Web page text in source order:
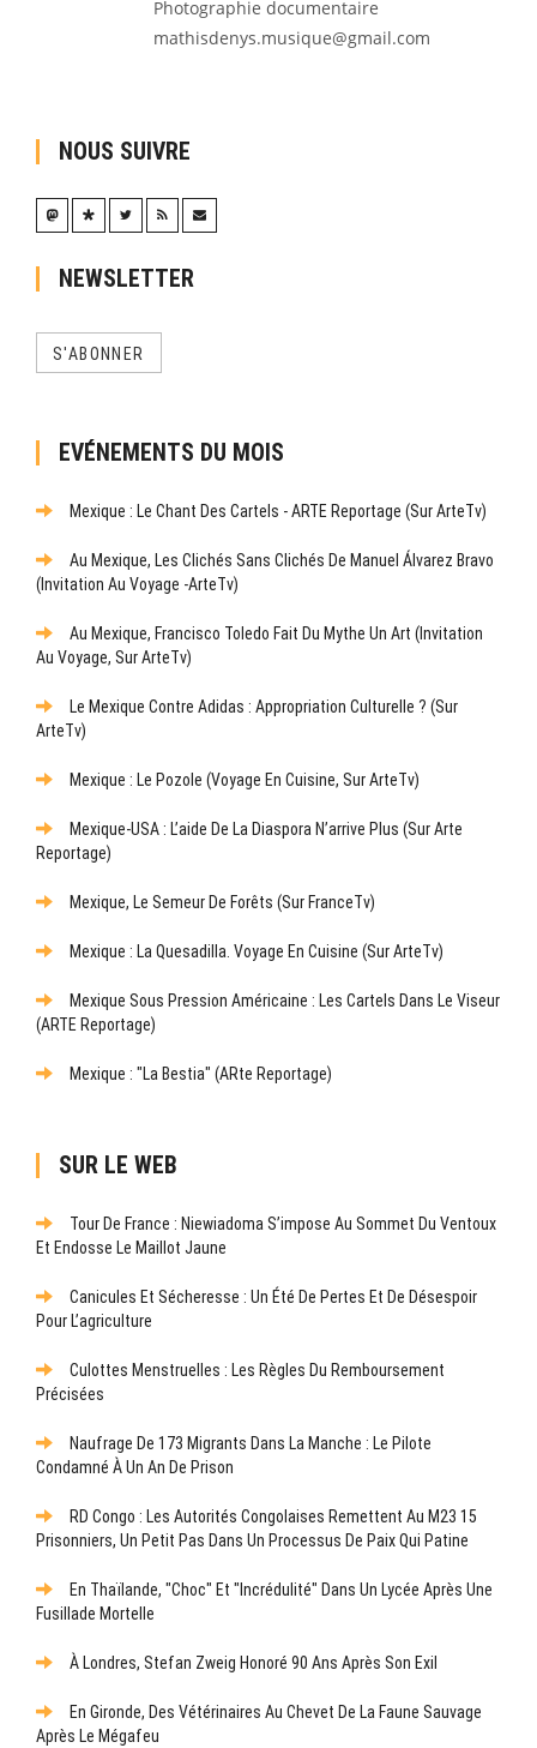
Photographie documentaire
mathisdenys.musique@gmail.com
NOUS SUIVRE
NEWSLETTER
S'ABONNER
EVÉNEMENTS DU MOIS
Mexique : Le Chant Des Cartels - ARTE Reportage (sur ArteTv)
Au Mexique, Les Clichés Sans Clichés De Manuel Álvarez Bravo
(Invitation Au Voyage -ArteTv)
Au Mexique, Francisco Toledo Fait Du Mythe Un Art (Invitation
Au Voyage, Sur ArteTv)
Le Mexique Contre Adidas : Appropriation Culturelle ? (sur
ArteTv)
Mexique : Le Pozole (Voyage En Cuisine, Sur ArteTv)
Mexique-USA : L’aide De La Diaspora N’arrive Plus (sur Arte
Reportage)
Mexique, Le Semeur De Forêts (sur FranceTv)
Mexique : La Quesadilla. Voyage En Cuisine (sur ArteTv)
Mexique Sous Pression Américaine : Les Cartels Dans Le Viseur
(ARTE Reportage)
Mexique : "La Bestia" (ARte Reportage)
SUR LE WEB
Tour De France : Niewiadoma S’impose Au Sommet Du Ventoux
Et Endosse Le Maillot Jaune
Canicules Et Sécheresse : Un Été De Pertes Et De Désespoir
Pour L’agriculture
Culottes Menstruelles : Les Règles Du Remboursement
Précisées
Naufrage De 173 Migrants Dans La Manche : Le Pilote
Condamné À Un An De Prison
RD Congo : Les Autorités Congolaises Remettent Au M23 15
Prisonniers, Un Petit Pas Dans Un Processus De Paix Qui Patine
En Thaïlande, "choc" Et "incrédulité" Dans Un Lycée Après Une
Fusillade Mortelle
À Londres, Stefan Zweig Honoré 90 Ans Après Son Exil
En Gironde, Des Vétérinaires Au Chevet De La Faune Sauvage
Après Le Mégafeu